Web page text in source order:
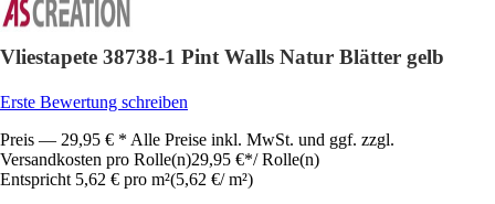
Vliestapete 38738-1 Pint Walls Natur Blätter gelb
Erste Bewertung schreiben
Preis — 29,95 € * Alle Preise inkl. MwSt. und ggf. zzgl.
Versandkosten pro Rolle(n)29,95 €*/ Rolle(n)
Entspricht 5,62 € pro m²(5,62 €/ m²)